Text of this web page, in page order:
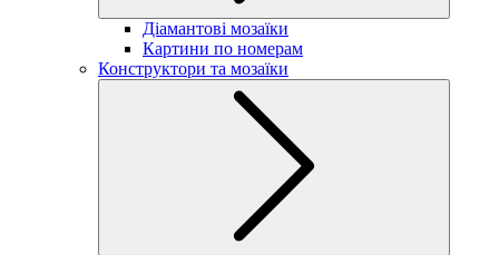
Діамантові мозаїки
Картини по номерам
Конструктори та мозаїки